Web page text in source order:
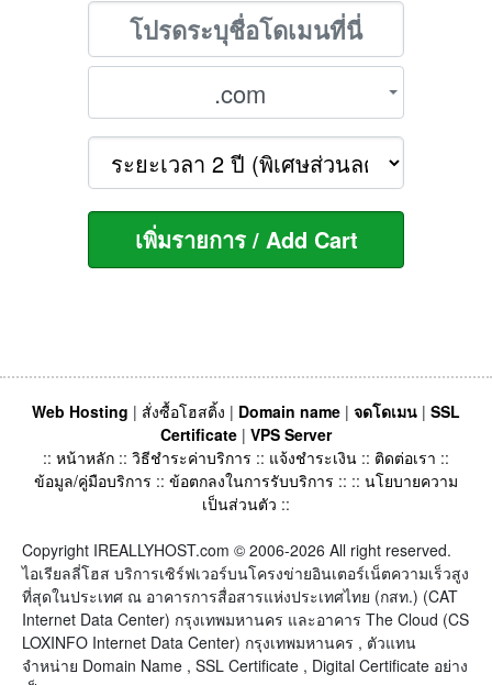
.com
Web Hosting | สั่งซื้อโฮสติ้ง | Domain name | จดโดเมน | SSL
Certificate | VPS Server
:: หน้าหลัก :: วิธีชำระค่าบริการ :: แจ้งชำระเงิน :: ติดต่อเรา ::
ข้อมูล/คู่มือบริการ :: ข้อตกลงในการรับบริการ :: :: นโยบายความ
เป็นส่วนตัว ::
Copyright IREALLYHOST.com © 2006-2026 All right reserved.
ไอเรียลลี่โฮส บริการเซิร์ฟเวอร์บนโครงข่ายอินเตอร์เน็ตความเร็วสูง
ที่สุดในประเทศ ณ อาคารการสื่อสารแห่งประเทศไทย (กสท.) (CAT
Internet Data Center) กรุงเทพมหานคร และอาคาร The Cloud (CS
LOXINFO Internet Data Center) กรุงเทพมหานคร , ตัวแทน
จำหน่าย Domain Name , SSL Certificate , Digital Certificate อย่าง